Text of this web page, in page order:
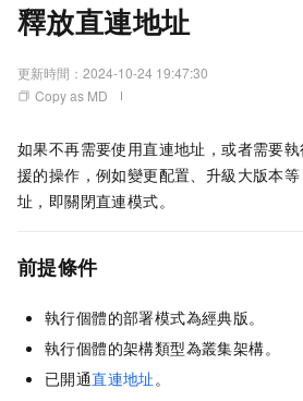
釋放直連地址
更新時間： 2024-10-24 19:47:30
Copy as MD
如果不再需要使用直連地址，或者需要
援的操作，例如變更配置、升級大版本
址，即關閉直連模式。
前提條件
執行個體的部署模式為經典版。
執行個體的架構類型為叢集架構。
已開通直連地址。